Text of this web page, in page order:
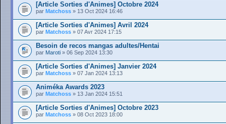
[Article Sorties d'Animes] Octobre 2024
par Matchoss » 13 Oct 2024 16:46
[Article Sorties d'Animes] Avril 2024
par Matchoss » 07 Avr 2024 17:15
Besoin de recos mangas adultes/Hentai
par Maroti » 06 Sep 2024 13:30
[Article Sorties d'Animes] Janvier 2024
par Matchoss » 07 Jan 2024 13:13
Animéka Awards 2023
par Matchoss » 13 Jan 2024 15:51
[Article Sorties d'Animes] Octobre 2023
par Matchoss » 08 Oct 2023 18:00